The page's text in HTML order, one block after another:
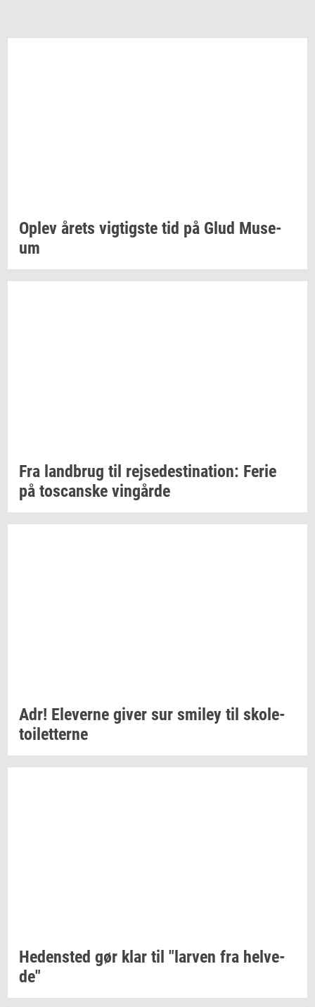
Oplev årets vig­tig­ste tid på Glud Mu­se­
um
Fra land­brug til rej­se­desti­na­tion: Ferie
på toscan­ske vin­går­de
Adr! Ele­ver­ne giver sur smiley til sko­le­
toilet­ter­ne
He­den­sted gør klar til "lar­ven fra hel­ve­
de"